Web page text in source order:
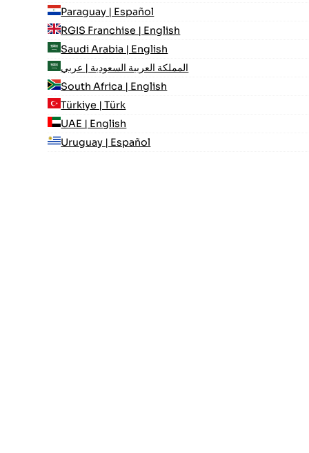
Paraguay | Español
RGIS Franchise | English
Saudi Arabia | English
المملكة العربية السعودية | عربي
South Africa | English
Türkiye | Türk
UAE | English
Uruguay | Español